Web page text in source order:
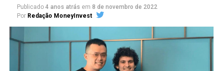
Publicado 4 anos atrás em 8 de novembro de 2022
Por Redação MoneyInvest